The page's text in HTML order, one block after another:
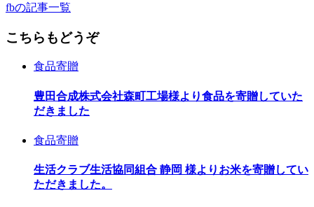
fbの記事一覧
こちらもどうぞ
食品寄贈
豊田合成株式会社森町工場様より食品を寄贈していた
だきました
食品寄贈
生活クラブ生活協同組合 静岡 様よりお米を寄贈してい
ただきました。